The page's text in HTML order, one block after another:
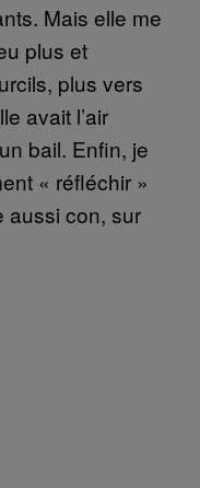
Mais elle me
plus et
plus vers
avait l’air
bail. Enfin, je
« réfléchir »
aussi con, sur